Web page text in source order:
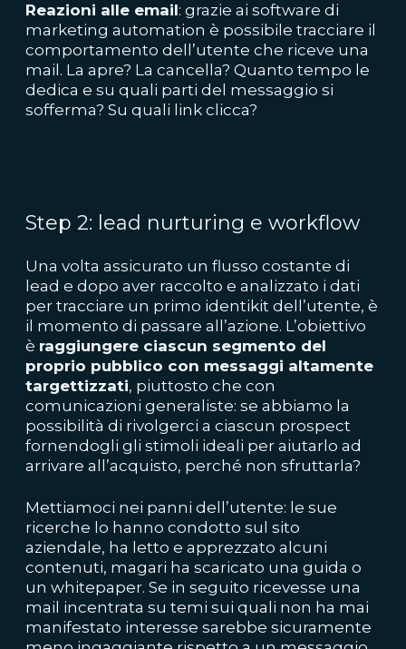
Reazioni alle email: grazie ai software di
marketing automation è possibile tracciare il
comportamento dell’utente che riceve una
mail. La apre? La cancella? Quanto tempo le
dedica e su quali parti del messaggio si
sofferma? Su quali link clicca?
Step 2: lead nurturing e workflow
Una volta assicurato un flusso costante di
lead e dopo aver raccolto e analizzato i dati
per tracciare un primo identikit dell’utente, è
il momento di passare all’azione. L’obiettivo
è raggiungere ciascun segmento del
proprio pubblico con messaggi altamente
targettizzati, piuttosto che con
comunicazioni generaliste: se abbiamo la
possibilità di rivolgerci a ciascun prospect
fornendogli gli stimoli ideali per aiutarlo ad
arrivare all’acquisto, perché non sfruttarla?
Mettiamoci nei panni dell’utente: le sue
ricerche lo hanno condotto sul sito
aziendale, ha letto e apprezzato alcuni
contenuti, magari ha scaricato una guida o
un whitepaper. Se in seguito ricevesse una
mail incentrata su temi sui quali non ha mai
manifestato interesse sarebbe sicuramente